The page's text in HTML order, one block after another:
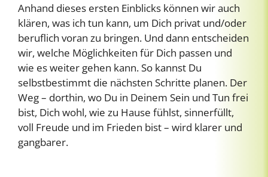
Anhand dieses ersten Einblicks können wir auch
klären, was ich tun kann, um Dich privat und/oder
beruflich voran zu bringen. Und dann entscheiden
wir, welche Möglichkeiten für Dich passen und
wie es weiter gehen kann. So kannst Du
selbstbestimmt die nächsten Schritte planen. Der
Weg – dorthin, wo Du in Deinem Sein und Tun frei
bist, Dich wohl, wie zu Hause fühlst, sinnerfüllt,
voll Freude und im Frieden bist – wird klarer und
gangbarer.